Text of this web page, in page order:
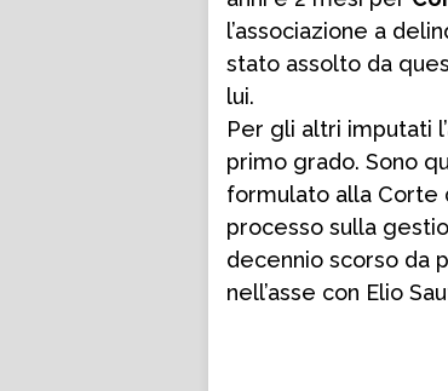
l’associazione a
stato assolto da
lui.
Per gli altri imputati
primo grado. Sono
formulato alla Corte
processo sulla
decennio scorso da
nell’asse con Elio